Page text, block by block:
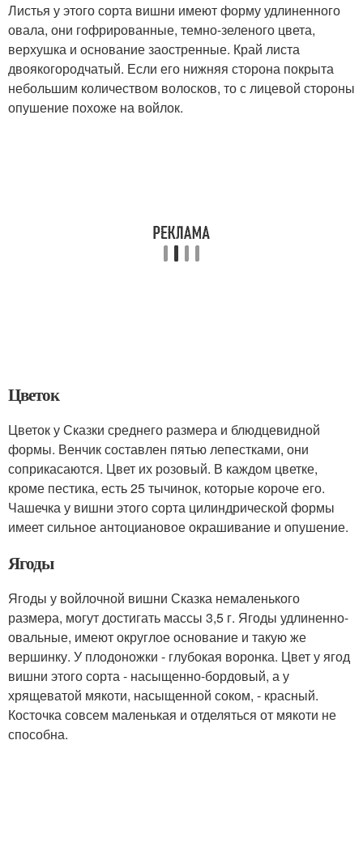
Листья у этого сорта вишни имеют форму удлиненного
овала, они гофрированные, темно-зеленого цвета,
верхушка и основание заостренные. Край листа
двоякогородчатый. Если его нижняя сторона покрыта
небольшим количеством волосков, то с лицевой стороны
опушение похоже на войлок.
Цветок
Цветок у Сказки среднего размера и блюдцевидной
формы. Венчик составлен пятью лепестками, они
соприкасаются. Цвет их розовый. В каждом цветке,
кроме пестика, есть 25 тычинок, которые короче его.
Чашечка у вишни этого сорта цилиндрической формы
имеет сильное антоциановое окрашивание и опушение.
Ягоды
Ягоды у войлочной вишни Сказка немаленького
размера, могут достигать массы 3,5 г. Ягоды удлиненно-
овальные, имеют округлое основание и такую же
вершинку. У плодоножки - глубокая воронка. Цвет у ягод
вишни этого сорта - насыщенно-бордовый, а у
хрящеватой мякоти, насыщенной соком, - красный.
Косточка совсем маленькая и отделяться от мякоти не
способна.